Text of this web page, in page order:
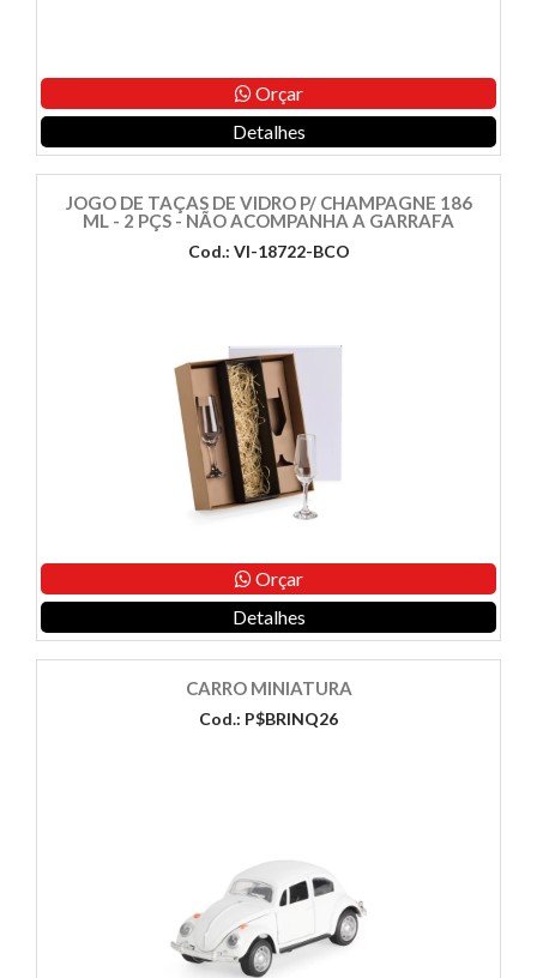
Orçar
Detalhes
JOGO DE TAÇAS DE VIDRO P/ CHAMPAGNE 186
ML - 2 PÇS - NÃO ACOMPANHA A GARRAFA
Cod.: VI-18722-BCO
Orçar
Detalhes
CARRO MINIATURA
Cod.: P$BRINQ26